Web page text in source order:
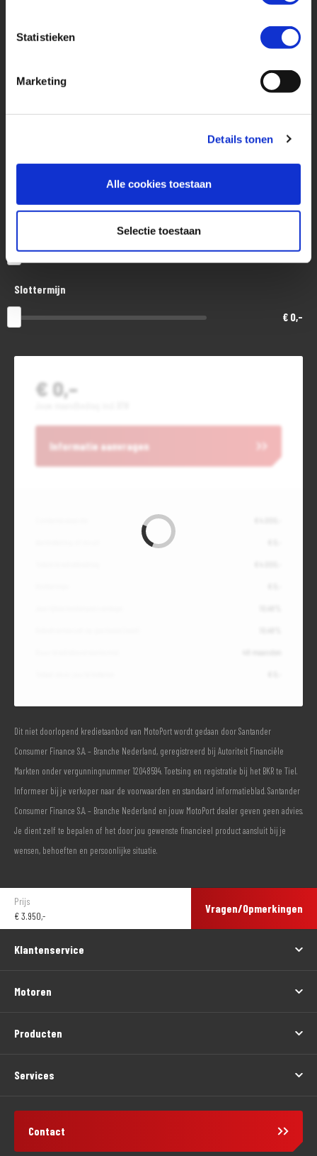
Statistieken
Marketing
Details tonen
Alle cookies toestaan
Selectie toestaan
Financier deze BMW
Eenvoudig, flexibel en verantwoord lenen. Het MotoPort Flexplan.
Looptijd in maanden
€ 0,-
Slottermijn
€ 0,-
€ 0,-
Informatie aanvragen
Dit niet doorlopend kredietaanbod van MotoPort wordt gedaan door Santander
Consumer Finance S.A. – Branche Nederland, geregistreerd bij Autoriteit Financiële
Markten onder vergunningnummer 12048594. Toetsing en registratie bij het BKR te Tiel.
Informeer bij je verkoper naar de voorwaarden en standaard informatieblad. Santander
Consumer Finance S.A. – Branche Nederland en jouw MotoPort dealer geven geen advies.
Je dient zelf te bepalen of het door jou gewenste financieel product aansluit bij je
wensen, behoeften en persoonlijke situatie.
Prijs
€3.950,-
Vragen/Opmerkingen
Klantenservice
Motoren
Producten
Services
Contact